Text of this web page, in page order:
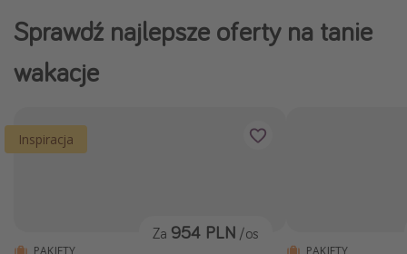
Egipt
Sprawdź najlepsze oferty na tanie
wakacje
Inspiracja
Za 954 PLN /os